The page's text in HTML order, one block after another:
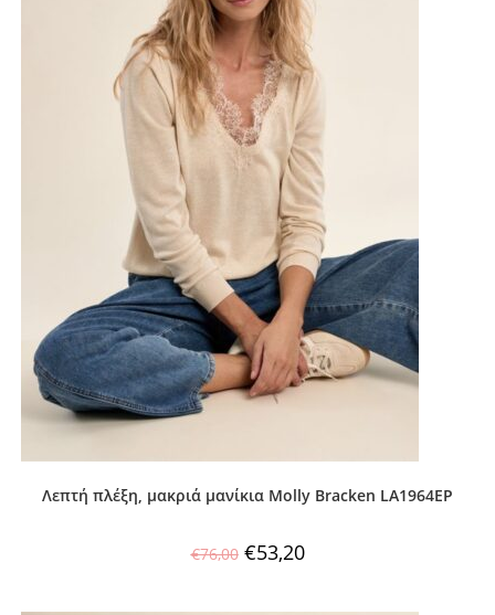
Λεπτή πλέξη, μακριά μανίκια Molly Bracken LA1964EP
€76,00 €53,20